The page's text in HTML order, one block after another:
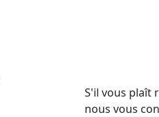
S'il vous plaît
nous vous